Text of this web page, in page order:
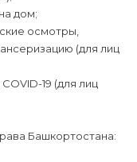
дом;
осмотры,
(для лиц
19 (для лиц
Башкортостана: